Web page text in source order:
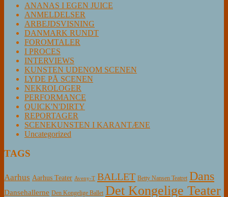
ANANAS I EGEN JUICE
ANMELDELSER
ARBEJDSVISNING
DANMARK RUNDT
FOROMTALER
I PROCES
INTERVIEWS
KUNSTEN UDENOM SCENEN
LYDE PÅ SCENEN
NEKROLOGER
PERFORMANCE
QUICK'N'DIRTY
REPORTAGER
SCENEKUNSTEN I KARANTÆNE
Uncategorized
TAGS
Aarhus Aarhus Teater Aveny-T BALLET Betty Nansen Teatret Dans
Dansehallerne Den Kongelige Ballet Det Kongelige Teater